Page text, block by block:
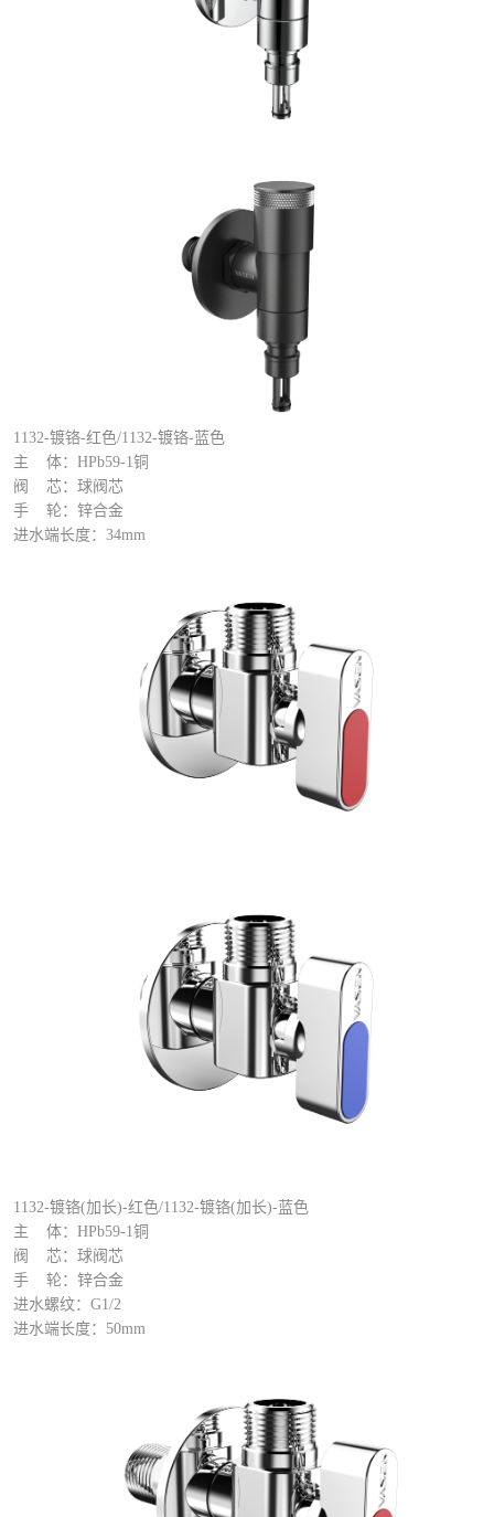
1132-镀铬-红色/1132-镀铬-蓝色
主 体：HPb59-1铜
阀 芯：球阀芯
手 轮：锌合金
进水端长度：34mm
1132-镀铬(加长)-红色/1132-镀铬(加长)-蓝色
主 体：HPb59-1铜
阀 芯：球阀芯
手 轮：锌合金
进水螺纹：G1/2
进水端长度：50mm